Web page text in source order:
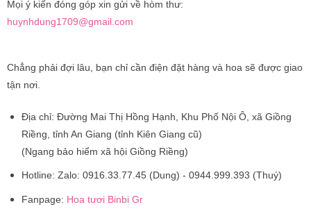
Mọi ý kiến đóng góp xin gửi về hòm thư:
huynhdung1709@gmail.com
Chẳng phải đợi lâu, bạn chỉ cần điện đặt hàng và hoa sẽ được giao
tận nơi.
Địa chỉ: Đường Mai Thị Hồng Hạnh, Khu Phố Nội Ô, xã Giồng
Riềng, tỉnh An Giang (tỉnh Kiên Giang cũ)
(Ngang bảo hiểm xã hội Giồng Riềng)
Hotline: Zalo: 0916.33.77.45 (Dung) - 0944.999.393 (Thuý)
Fanpage: Hoa tươi Binbi Gr